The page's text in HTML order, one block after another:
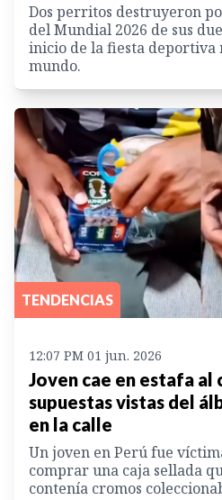
Dos perritos destruyeron
del Mundial 2026 de sus
inicio de la fiesta deportiva
mundo.
TENDENCIAS
12:07 PM 01 jun. 2026
Joven cae en estafa al
supuestas vistas del
en la calle
Un joven en Perú fue
comprar una caja sellada
contenía cromos